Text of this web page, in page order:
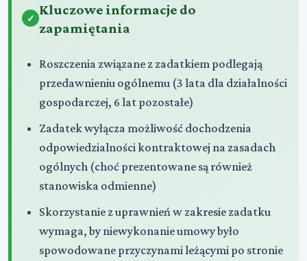
Kluczowe informacje do
zapamiętania
Roszczenia związane z zadatkiem podlegają
przedawnieniu ogólnemu (3 lata dla działalności
gospodarczej, 6 lat pozostałe)
Zadatek wyłącza możliwość dochodzenia
odpowiedzialności kontraktowej na zasadach
ogólnych (choć prezentowane są również
stanowiska odmienne)
Skorzystanie z uprawnień w zakresie zadatku
wymaga, by niewykonanie umowy było
spowodowane przyczynami leżącymi po stronie